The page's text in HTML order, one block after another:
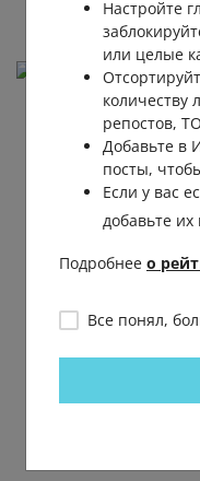
1 год назад
Василий
Проснулся,а
1 год назад
Настройте
или целые
количеству
репостов,
Добавьте в
посты,
Если у вас
добавьте их
Подробнее о
Все понял,